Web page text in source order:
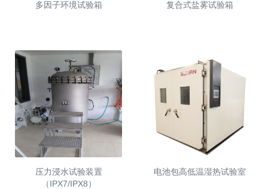
多因子环境试验箱 复合式盐雾试验箱
压力浸水试验装置
（IPX7/IPX8）
电池包高低温湿热试验室